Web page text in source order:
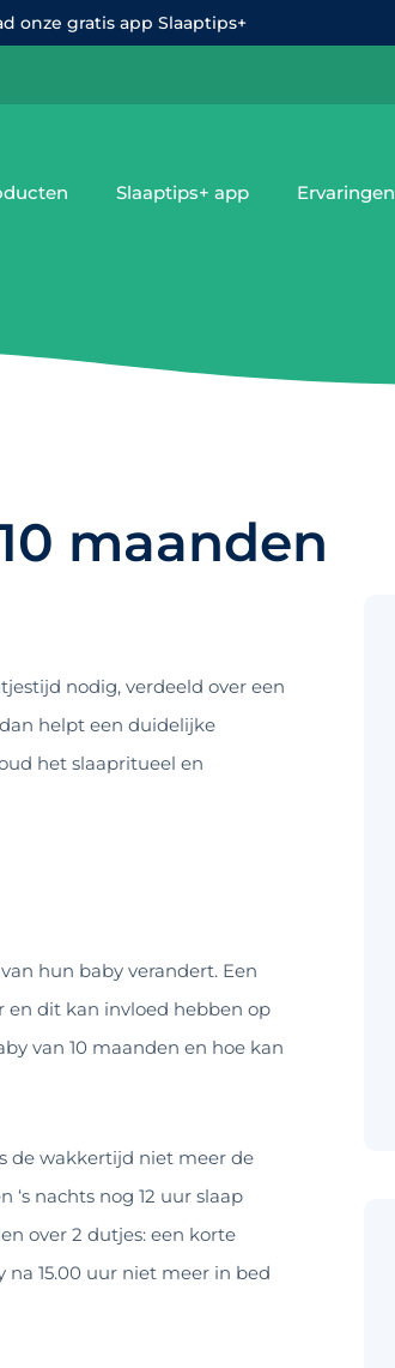
onze gratis app Slaaptips+
Slaaptips+ app Ervaringen
maanden
nodig, verdeeld over een
helpt een duidelijke
het slaapritueel en
hun baby verandert. Een
en dit kan invloed hebben op
van 10 maanden en hoe kan
de wakkertijd niet meer de
nachts nog 12 uur slaap
over 2 dutjes: een korte
15.00 uur niet meer in bed